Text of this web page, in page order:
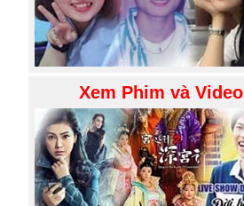
Xem Phim và Video